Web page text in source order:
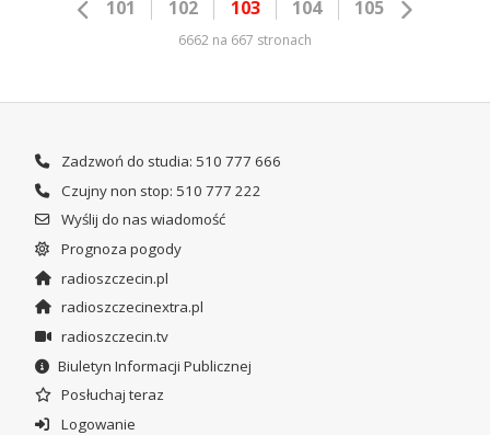
101 102 103 104 105
6662 na 667 stronach
Zadzwoń do studia: 510 777 666
Czujny non stop: 510 777 222
Wyślij do nas wiadomość
Prognoza pogody
radioszczecin.pl
radioszczecinextra.pl
radioszczecin.tv
Biuletyn Informacji Publicznej
Posłuchaj teraz
Logowanie